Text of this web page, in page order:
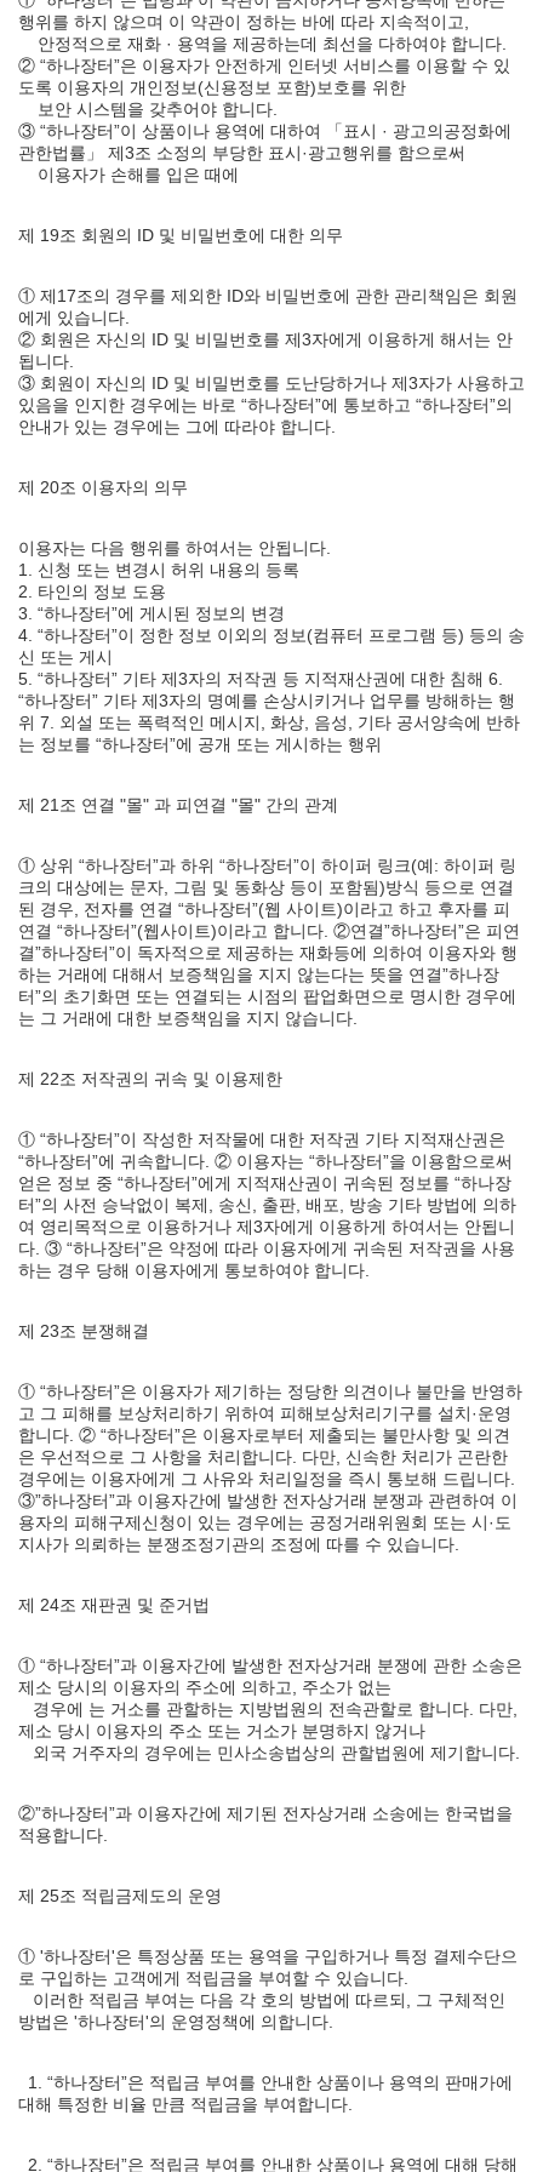
행위를 하지 않으며 이 약관이 정하는 바에 따라 지속적이고,
안정적으로 재화 · 용역을 제공하는데 최선을 다하여야 합니다.
② “하나장터”은 이용자가 안전하게 인터넷 서비스를 이용할 수 있
도록 이용자의 개인정보(신용정보 포함)보호를 위한
보안 시스템을 갖추어야 합니다.
③ “하나장터”이 상품이나 용역에 대하여 「표시 · 광고의공정화에
관한법률」 제3조 소정의 부당한 표시·광고행위를 함으로써
이용자가 손해를 입은 때에
제 19조 회원의 ID 및 비밀번호에 대한 의무
① 제17조의 경우를 제외한 ID와 비밀번호에 관한 관리책임은 회원
에게 있습니다.
② 회원은 자신의 ID 및 비밀번호를 제3자에게 이용하게 해서는 안
됩니다.
③ 회원이 자신의 ID 및 비밀번호를 도난당하거나 제3자가 사용하고
있음을 인지한 경우에는 바로 “하나장터”에 통보하고 “하나장터”의
안내가 있는 경우에는 그에 따라야 합니다.
제 20조 이용자의 의무
이용자는 다음 행위를 하여서는 안됩니다.
1. 신청 또는 변경시 허위 내용의 등록
2. 타인의 정보 도용
3. “하나장터”에 게시된 정보의 변경
4. “하나장터”이 정한 정보 이외의 정보(컴퓨터 프로그램 등) 등의 송
신 또는 게시
5. “하나장터” 기타 제3자의 저작권 등 지적재산권에 대한 침해 6.
“하나장터” 기타 제3자의 명예를 손상시키거나 업무를 방해하는 행
위 7. 외설 또는 폭력적인 메시지, 화상, 음성, 기타 공서양속에 반하
는 정보를 “하나장터”에 공개 또는 게시하는 행위
제 21조 연결 "몰" 과 피연결 "몰" 간의 관계
① 상위 “하나장터”과 하위 “하나장터”이 하이퍼 링크(예: 하이퍼 링
크의 대상에는 문자, 그림 및 동화상 등이 포함됨)방식 등으로 연결
된 경우, 전자를 연결 “하나장터”(웹 사이트)이라고 하고 후자를 피
연결 “하나장터”(웹사이트)이라고 합니다. ②연결”하나장터”은 피연
결”하나장터”이 독자적으로 제공하는 재화등에 의하여 이용자와 행
하는 거래에 대해서 보증책임을 지지 않는다는 뜻을 연결”하나장
터”의 초기화면 또는 연결되는 시점의 팝업화면으로 명시한 경우에
는 그 거래에 대한 보증책임을 지지 않습니다.
제 22조 저작권의 귀속 및 이용제한
① “하나장터”이 작성한 저작물에 대한 저작권 기타 지적재산권은
“하나장터”에 귀속합니다. ② 이용자는 “하나장터”을 이용함으로써
얻은 정보 중 “하나장터”에게 지적재산권이 귀속된 정보를 “하나장
터”의 사전 승낙없이 복제, 송신, 출판, 배포, 방송 기타 방법에 의하
여 영리목적으로 이용하거나 제3자에게 이용하게 하여서는 안됩니
다. ③ “하나장터”은 약정에 따라 이용자에게 귀속된 저작권을 사용
하는 경우 당해 이용자에게 통보하여야 합니다.
제 23조 분쟁해결
① “하나장터”은 이용자가 제기하는 정당한 의견이나 불만을 반영하
고 그 피해를 보상처리하기 위하여 피해보상처리기구를 설치·운영
합니다. ② “하나장터”은 이용자로부터 제출되는 불만사항 및 의견
은 우선적으로 그 사항을 처리합니다. 다만, 신속한 처리가 곤란한
경우에는 이용자에게 그 사유와 처리일정을 즉시 통보해 드립니다.
③”하나장터”과 이용자간에 발생한 전자상거래 분쟁과 관련하여 이
용자의 피해구제신청이 있는 경우에는 공정거래위원회 또는 시·도
지사가 의뢰하는 분쟁조정기관의 조정에 따를 수 있습니다.
제 24조 재판권 및 준거법
① “하나장터”과 이용자간에 발생한 전자상거래 분쟁에 관한 소송은
제소 당시의 이용자의 주소에 의하고, 주소가 없는
경우에 는 거소를 관할하는 지방법원의 전속관할로 합니다. 다만,
제소 당시 이용자의 주소 또는 거소가 분명하지 않거나
외국 거주자의 경우에는 민사소송법상의 관할법원에 제기합니다.
②”하나장터”과 이용자간에 제기된 전자상거래 소송에는 한국법을
적용합니다.
제 25조 적립금제도의 운영
① '하나장터'은 특정상품 또는 용역을 구입하거나 특정 결제수단으
로 구입하는 고객에게 적립금을 부여할 수 있습니다.
이러한 적립금 부여는 다음 각 호의 방법에 따르되, 그 구체적인
방법은 '하나장터'의 운영정책에 의합니다.
1. “하나장터”은 적립금 부여를 안내한 상품이나 용역의 판매가에
대해 특정한 비율 만큼 적립금을 부여합니다.
2. “하나장터”은 적립금 부여를 안내한 상품이나 용역에 대해 당해